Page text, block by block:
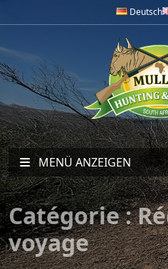
Deutsch
MENÜ ANZEIGEN
Catégorie :
voyage